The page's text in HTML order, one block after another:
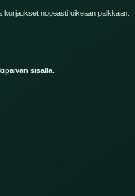
nopeasti oikeaan paikkaan.
sisalla.